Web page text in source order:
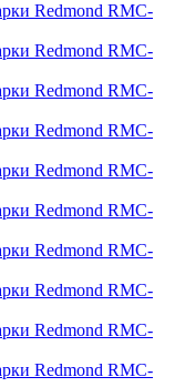
Redmond RMC-
Redmond RMC-
Redmond RMC-
Redmond RMC-
Redmond RMC-
Redmond RMC-
Redmond RMC-
Redmond RMC-
Redmond RMC-
Redmond RMC-